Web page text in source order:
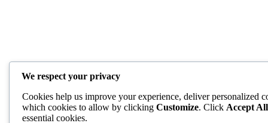
We respect your privacy
Cookies help us improve your experience, deliver personalized
which cookies to allow by clicking Customize. Click Accept All
essential cookies.